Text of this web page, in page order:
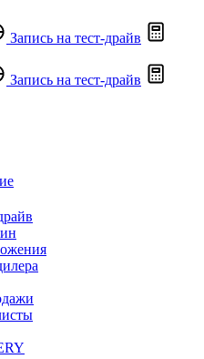
Запись на тест-драйв
Запись на тест-драйв